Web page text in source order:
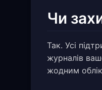
Чи
Так. Усі
журналів
жодним